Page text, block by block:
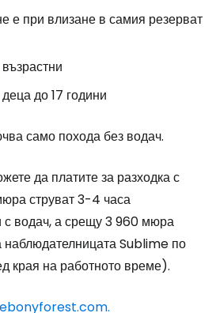
е при влизане в самия резерват
до 17 години
само похода без водач.
да платите за разходка с
струват 3-4 часа
с водач, а срещу 3 960 мюра
наблюдателницата Sublime по
края на работното време).
ebonyforest.com.